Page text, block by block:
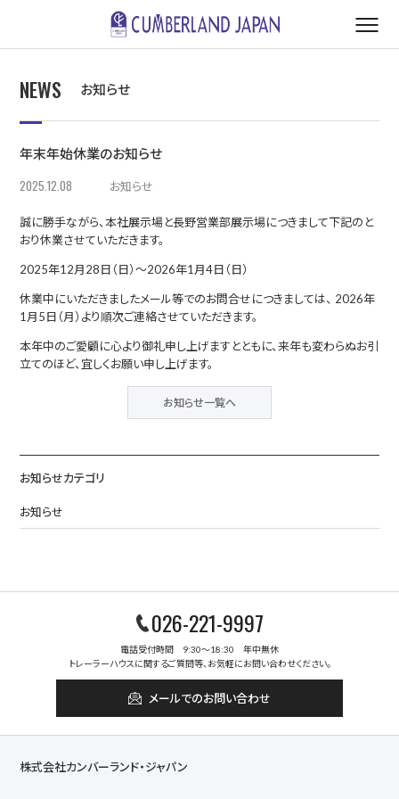
NEWS お知らせ
年末年始休業のお知らせ
2025.12.08 お知らせ
誠に勝手ながら、本社展示場と長野営業部展示場につきまして下記のと
おり休業させていただきます。
2025年12月28日（日）～2026年1月4日（日）
休業中にいただきましたメール等でのお問合せにつきましては、 2026年
1月5日（月）より順次ご連絡させていただきます。
本年中のご愛顧に心より御礼申し上げますとともに、来年も変わらぬお引
立てのほど、宜しくお願い申し上げます。
お知らせ一覧へ
お知らせカテゴリ
お知らせ
026-221-9997
電話受付時間 9:30～18:30 年中無休
トレーラーハウスに関するご質問等、お気軽にお問い合わせください。
メールでのお問い合わせ
株式会社カンバーランド・ジャパン